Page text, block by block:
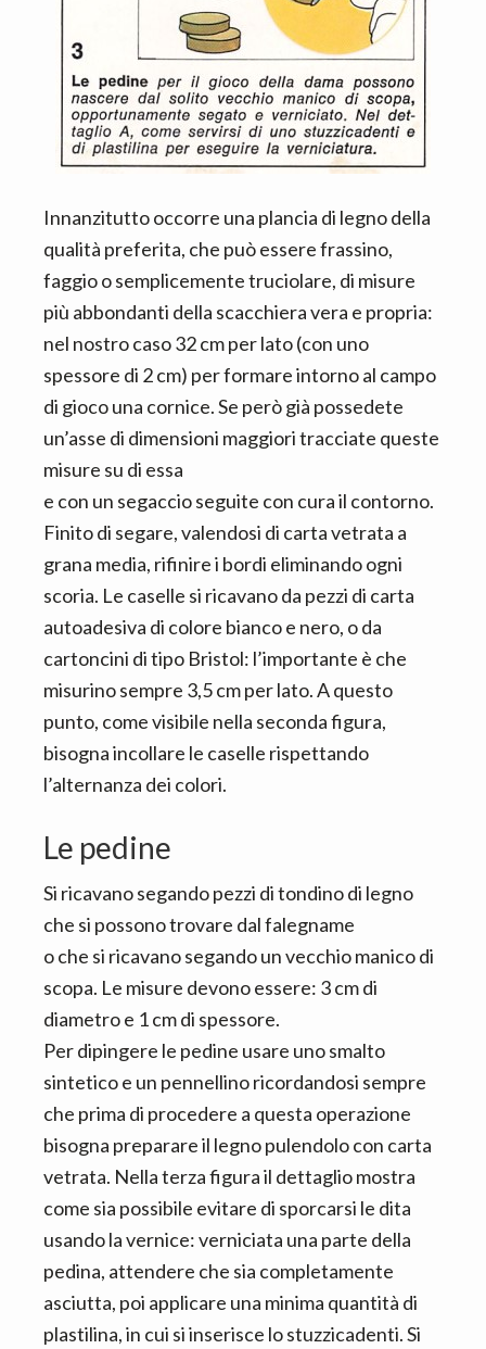
Innanzitutto occorre una plancia di legno della
qualità preferita, che può essere frassino,
faggio o semplicemente truciolare, di misure
più abbondanti della scacchiera vera e propria:
nel nostro caso 32 cm per lato (con uno
spessore di 2 cm) per formare intorno al campo
di gioco una cornice. Se però già possedete
un’asse di dimensioni maggiori tracciate queste
misure su di essa
e con un segaccio seguite con cura il contorno.
Finito di segare, valendosi di carta vetrata a
grana media, rifinire i bordi eliminando ogni
scoria. Le caselle si ricavano da pezzi di carta
autoadesiva di colore bianco e nero, o da
cartoncini di tipo Bristol: l’importante è che
misurino sempre 3,5 cm per lato. A questo
punto, come visibile nella seconda figura,
bisogna incollare le caselle rispettando
l’alternanza dei colori.
Le pedine
Si ricavano segando pezzi di tondino di legno
che si possono trovare dal falegname
o che si ricavano segando un vecchio manico di
scopa. Le misure devono essere: 3 cm di
diametro e 1 cm di spessore.
Per dipingere le pedine usare uno smalto
sintetico e un pennellino ricordandosi sempre
che prima di procedere a questa operazione
bisogna preparare il legno pulendolo con carta
vetrata. Nella terza figura il dettaglio mostra
come sia possibile evitare di sporcarsi le dita
usando la vernice: verniciata una parte della
pedina, attendere che sia completamente
asciutta, poi applicare una minima quantità di
plastilina, in cui si inserisce lo stuzzicadenti. Si